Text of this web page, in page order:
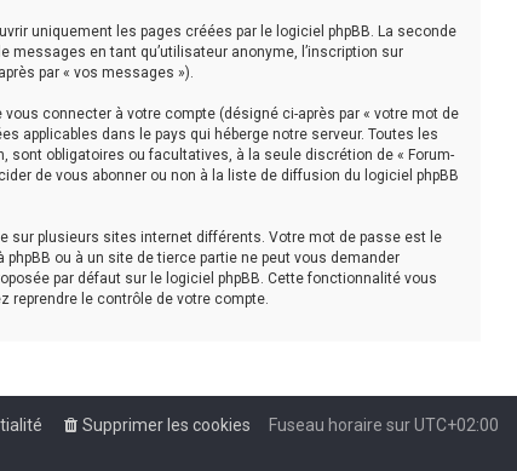
uniquement les pages créées par le logiciel phpBB. La seconde
en tant qu’utilisateur anonyme, l’inscription sur
par « vos messages »).
connecter à votre compte (désigné ci-après par « votre mot de
applicables dans le pays qui héberge notre serveur. Toutes les
sont obligatoires ou facultatives, à la seule discrétion de « Forum-
de vous abonner ou non à la liste de diffusion du logiciel phpBB
sur plusieurs sites internet différents. Votre mot de passe est le
ou à un site de tierce partie ne peut vous demander
par défaut sur le logiciel phpBB. Cette fonctionnalité vous
reprendre le contrôle de votre compte.
Fuseau horaire surUTC+02:00
Supprimer les cookies